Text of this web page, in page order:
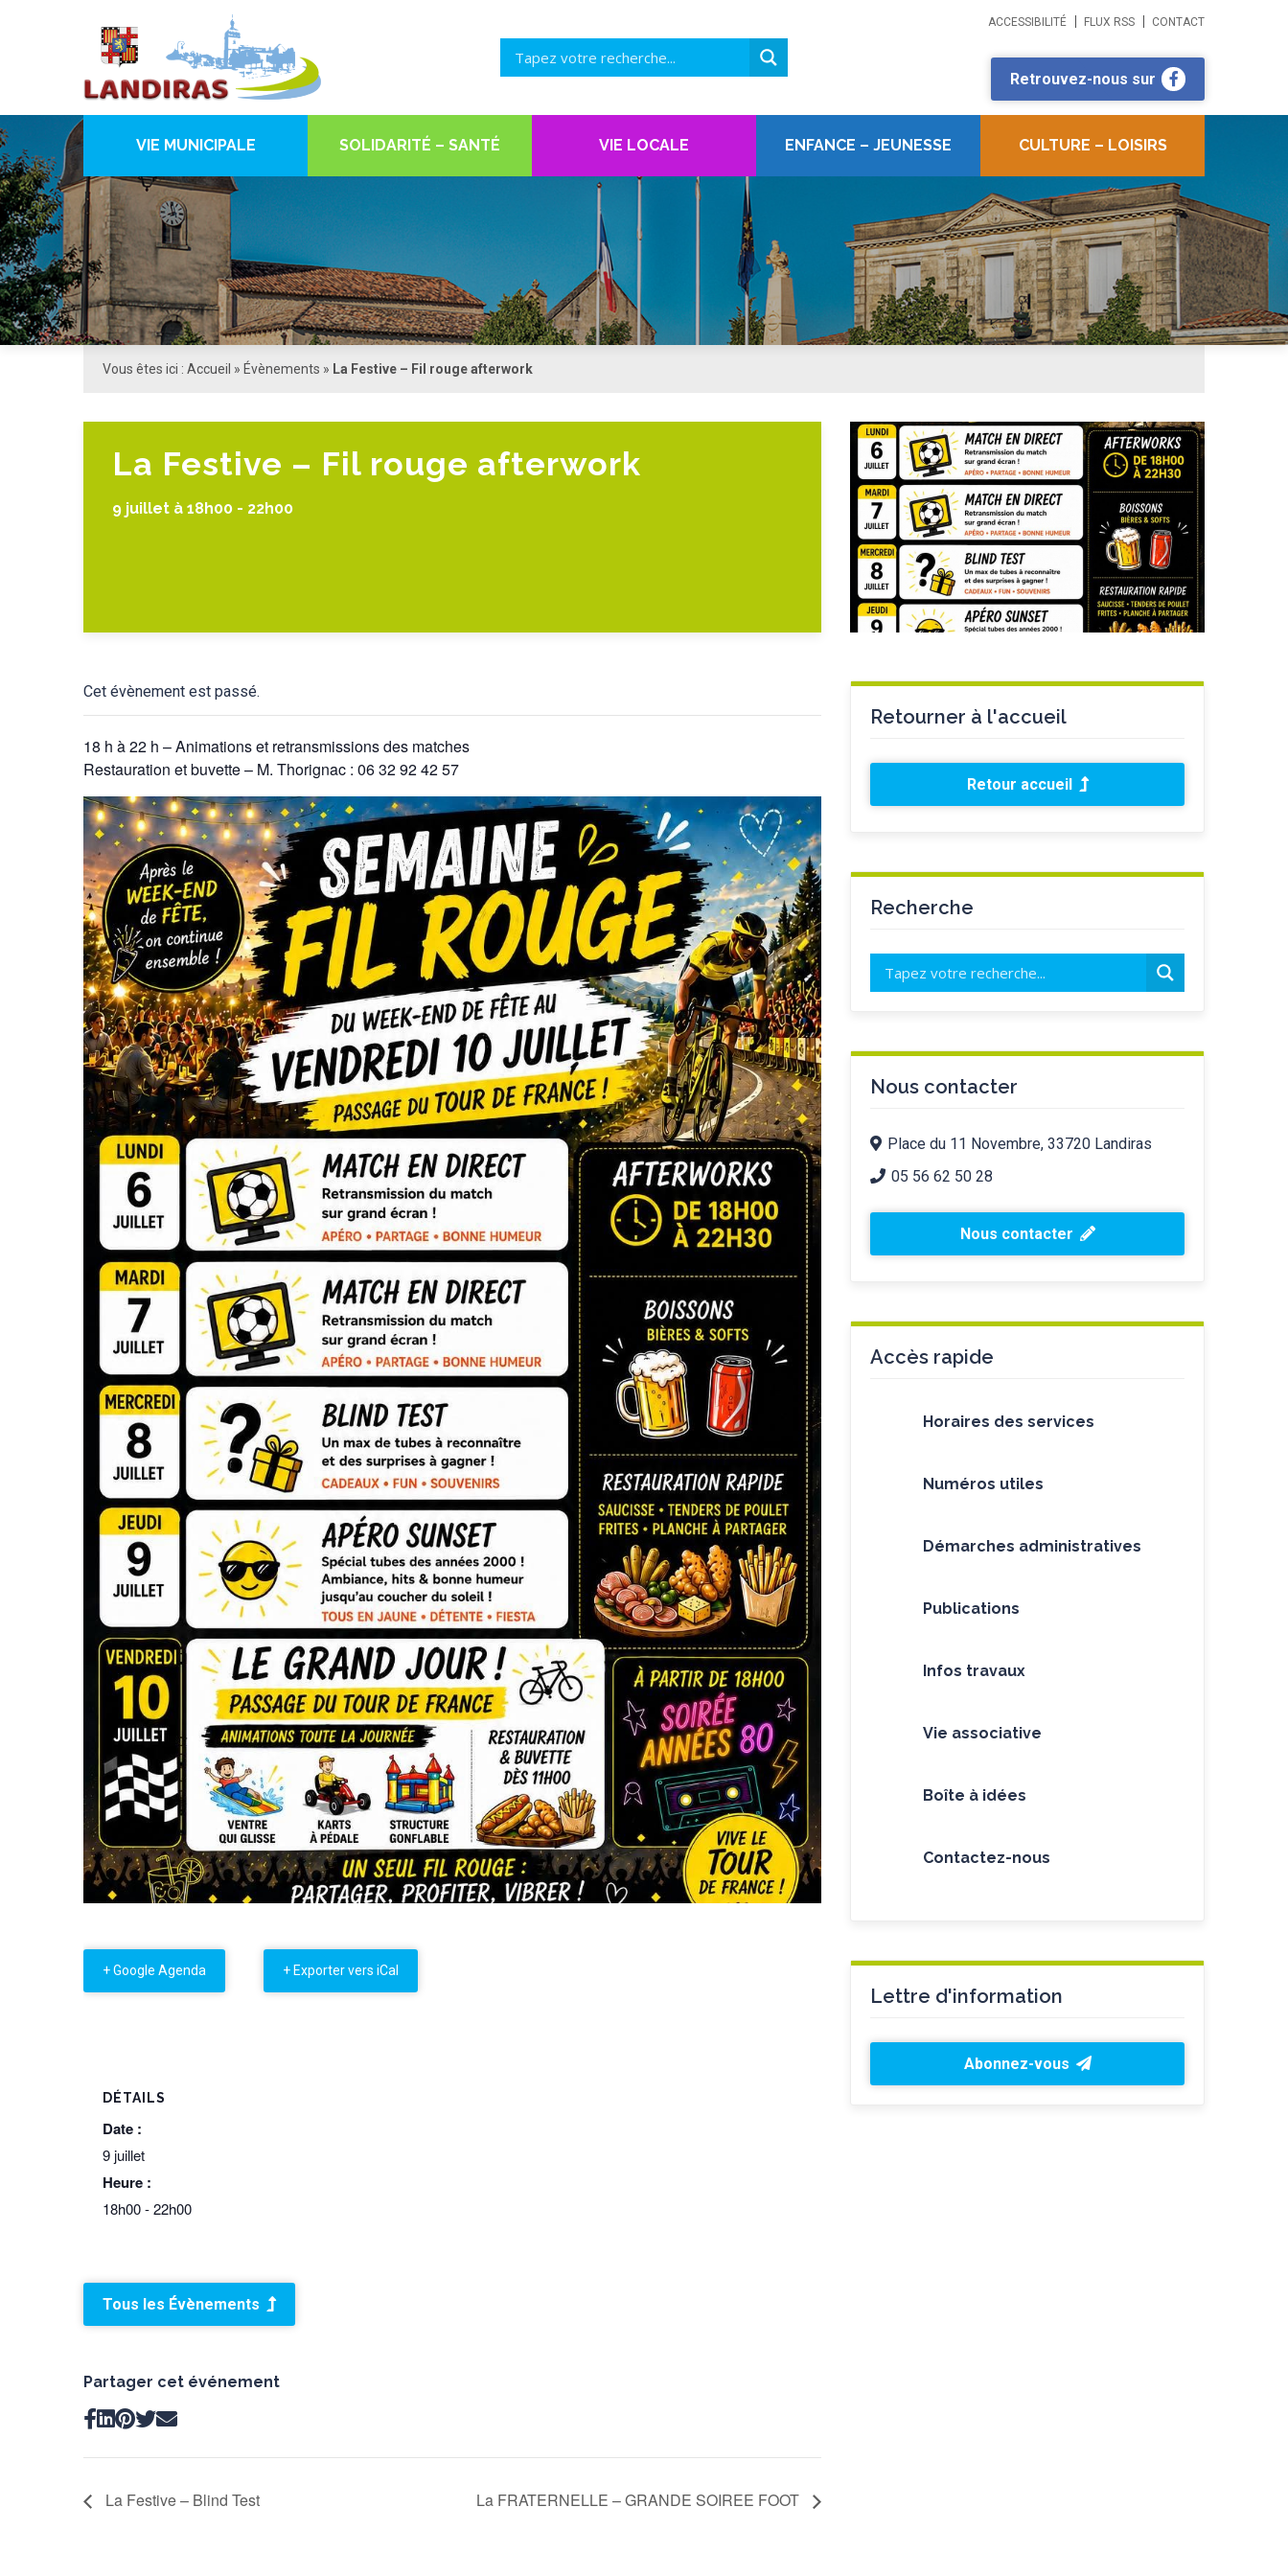
ACCESSIBILITÉ FLUX RSS CONTACT
Retrouvez-nous sur
VIE MUNICIPALE SOLIDARITÉ – SANTÉ VIE LOCALE ENFANCE – JEUNESSE CULTURE – LOISIRS
Vous êtes ici : Accueil » Évènements » La Festive – Fil rouge afterwork
La Festive – Fil rouge afterwork
9 juillet à 18h00 - 22h00
Cet évènement est passé.
18 h à 22 h – Animations et retransmissions des matches
Restauration et buvette – M. Thorignac : 06 32 92 42 57
+ Google Agenda + Exporter vers iCal
DÉTAILS
Date :
9 juillet
Heure :
18h00 - 22h00
Tous les Évènements
Partager cet événement
La Festive – Blind Test La FRATERNELLE – GRANDE SOIREE FOOT
Retourner à l'accueil
Retour accueil
Recherche
Nous contacter
Place du 11 Novembre, 33720 Landiras
05 56 62 50 28
Nous contacter
Accès rapide
Horaires des services
Numéros utiles
Démarches administratives
Publications
Infos travaux
Vie associative
Boîte à idées
Contactez-nous
Lettre d'information
Abonnez-vous